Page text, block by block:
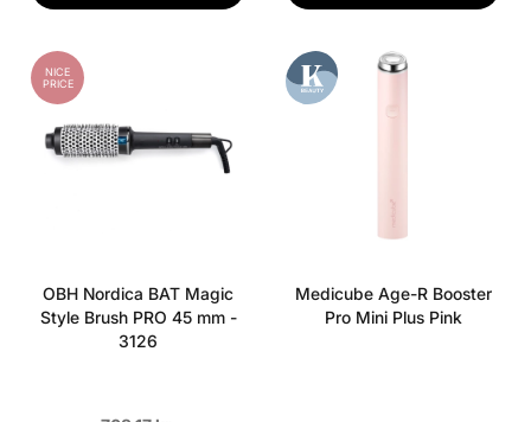
NICE
PRICE
OBH Nordica BAT Magic
Style Brush PRO 45 mm -
3126
Medicube Age-R Booster
Pro Mini Plus Pink